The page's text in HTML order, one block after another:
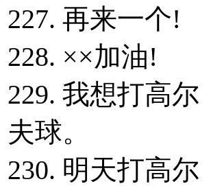
227. 再来一个!
228. ××加油!
229. 我想打高尔
夫球。
230. 明天打高尔